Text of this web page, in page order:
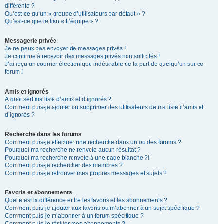
différente ?
Qu’est-ce qu’un « groupe d’utilisateurs par défaut » ?
Qu’est-ce que le lien « L’équipe » ?
Messagerie privée
Je ne peux pas envoyer de messages privés !
Je continue à recevoir des messages privés non sollicités !
J’ai reçu un courrier électronique indésirable de la part de quelqu’un sur ce
forum !
Amis et ignorés
À quoi sert ma liste d’amis et d’ignorés ?
Comment puis-je ajouter ou supprimer des utilisateurs de ma liste d’amis et
d’ignorés ?
Recherche dans les forums
Comment puis-je effectuer une recherche dans un ou des forums ?
Pourquoi ma recherche ne renvoie aucun résultat ?
Pourquoi ma recherche renvoie à une page blanche ?!
Comment puis-je rechercher des membres ?
Comment puis-je retrouver mes propres messages et sujets ?
Favoris et abonnements
Quelle est la différence entre les favoris et les abonnements ?
Comment puis-je ajouter aux favoris ou m’abonner à un sujet spécifique ?
Comment puis-je m’abonner à un forum spécifique ?